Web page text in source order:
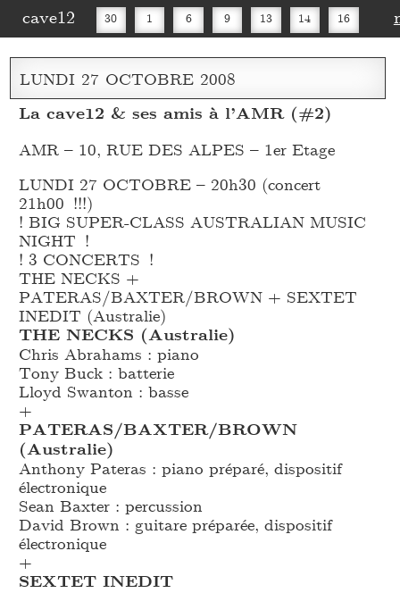
cave12 30 1 6 9 13 14 16
20 27 30
LUNDI 27 OCTOBRE 2008
La cave12 & ses amis à l’AMR (#2)
AMR – 10, RUE DES ALPES – 1er Etage
LUNDI 27 OCTOBRE – 20h30 (concert
21h00 !!!)
! BIG SUPER-CLASS AUSTRALIAN MUSIC
NIGHT !
! 3 CONCERTS !
THE NECKS +
PATERAS/BAXTER/BROWN + SEXTET
INEDIT (Australie)
THE NECKS (Australie)
Chris Abrahams : piano
Tony Buck : batterie
Lloyd Swanton : basse
+
PATERAS/BAXTER/BROWN
(Australie)
Anthony Pateras : piano préparé, dispositif
électronique
Sean Baxter : percussion
David Brown : guitare préparée, dispositif
électronique
+
SEXTET INEDIT